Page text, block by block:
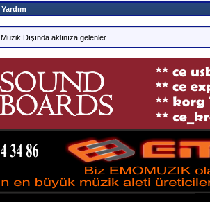
Yardım
Muzik Dışında aklınıza gelenler.